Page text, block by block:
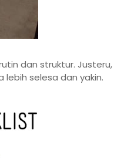
dan struktur. Justeru,
selesa dan yakin.